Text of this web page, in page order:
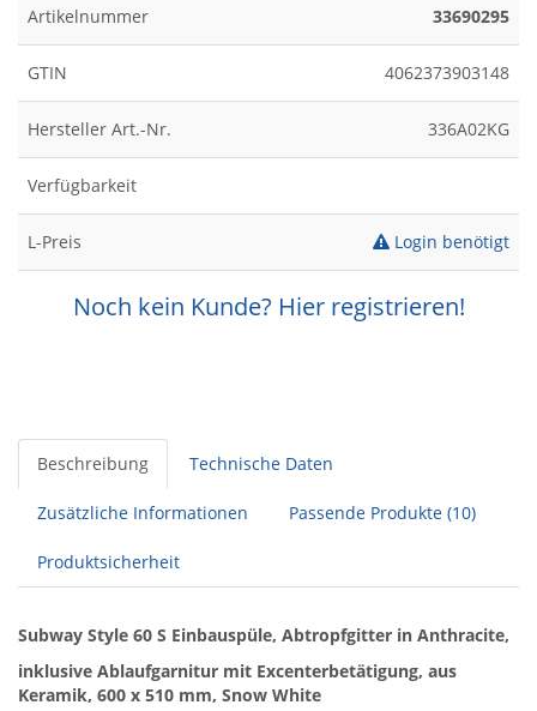
Artikelnummer 33690295
GTIN 4062373903148
Hersteller Art.-Nr. 336A02KG
Verfügbarkeit
L-Preis Login benötigt
Noch kein Kunde? Hier registrieren!
Beschreibung Technische Daten
Zusätzliche Informationen Passende Produkte (10)
Produktsicherheit
Subway Style 60 S Einbauspüle, Abtropfgitter in Anthracite,
inklusive Ablaufgarnitur mit Excenterbetätigung, aus
Keramik, 600 x 510 mm, Snow White